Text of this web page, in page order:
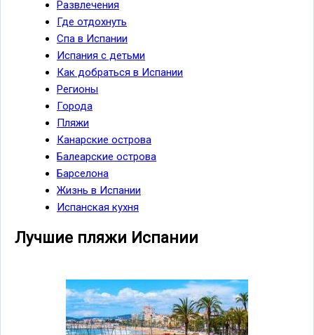
Развлечения
Где отдохнуть
Спа в Испании
Испания с детьми
Как добраться в Испании
Регионы
Города
Пляжи
Канарские острова
Балеарские острова
Барселона
Жизнь в Испании
Испанская кухня
Лучшие пляжи Испании